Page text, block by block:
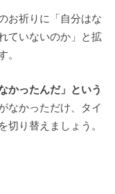
お祈りに「自分はな
ていないのか」と拡
。
かったんだ」という
なかっただけ、タイ
切り替えましょう。